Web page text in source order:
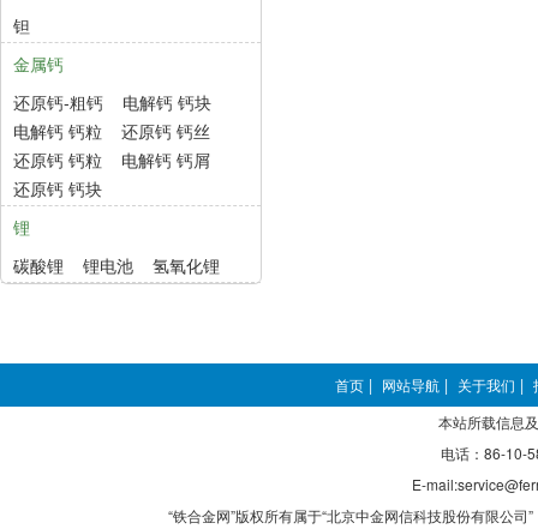
钽
金属钙
还原钙-粗钙
电解钙 钙块
电解钙 钙粒
还原钙 钙丝
还原钙 钙粒
电解钙 钙屑
还原钙 钙块
锂
碳酸锂
锂电池 氢氧化锂
首页 | 网站导航 | 关于我们 |
本站所载信息
电话：86-10-
E-
“铁合金网”版权所有属于“北京中金网信科技股份有限公司